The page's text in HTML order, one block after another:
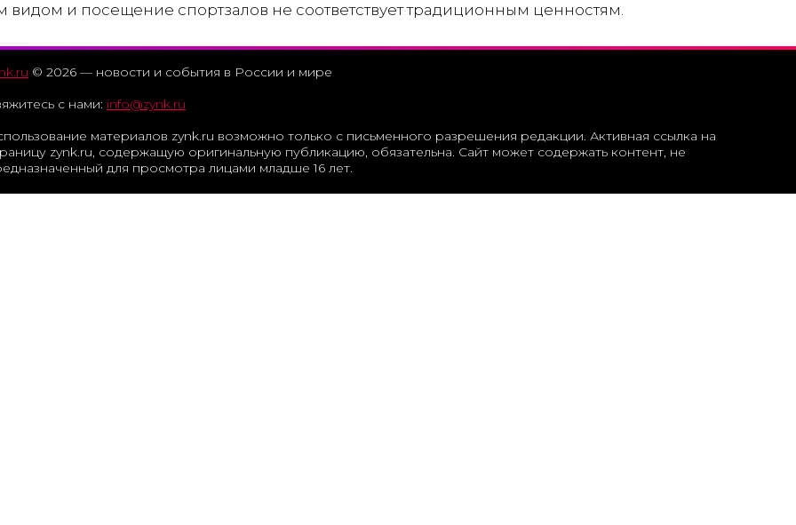
и посещение спортзалов не соответствует традиционным ценностям.
© 2026 — новости и события в России и мире
с нами: info@zynk.ru
материалов zynk.ru возможно только с письменного разрешения редакции. Активная ссылка на
zynk.ru, содержащую оригинальную публикацию, обязательна. Сайт может содержать контент, не
для просмотра лицами младше 16 лет.